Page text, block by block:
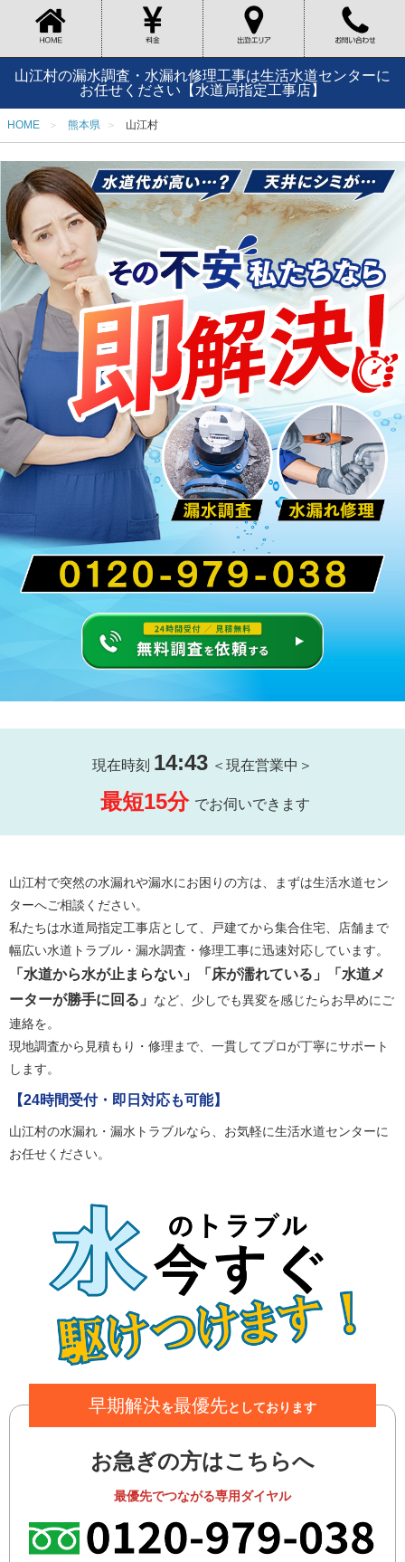
山江村の漏水調査・水漏れ修理工事は生活水道センターに
お任せください【水道局指定工事店】
HOME 熊本県 山江村
現在時刻 14:43 ＜現在営業中＞
最短15分 でお伺いできます
山江村で突然の水漏れや漏水にお困りの方は、まずは生活水道セン
ターへご相談ください。
私たちは水道局指定工事店として、戸建てから集合住宅、店舗まで
幅広い水道トラブル・漏水調査・修理工事に迅速対応しています。
「水道から水が止まらない」「床が濡れている」「水道メ
ーターが勝手に回る」 など、少しでも異変を感じたらお早めにご
連絡を。
現地調査から見積もり・修理まで、一貫してプロが丁寧にサポート
します。
【24時間受付・即日対応も可能】
山江村の水漏れ・漏水トラブルなら、お気軽に生活水道センターに
お任せください。
早期解決を最優先としております
お急ぎの方はこちらへ
最優先でつながる専用ダイヤル